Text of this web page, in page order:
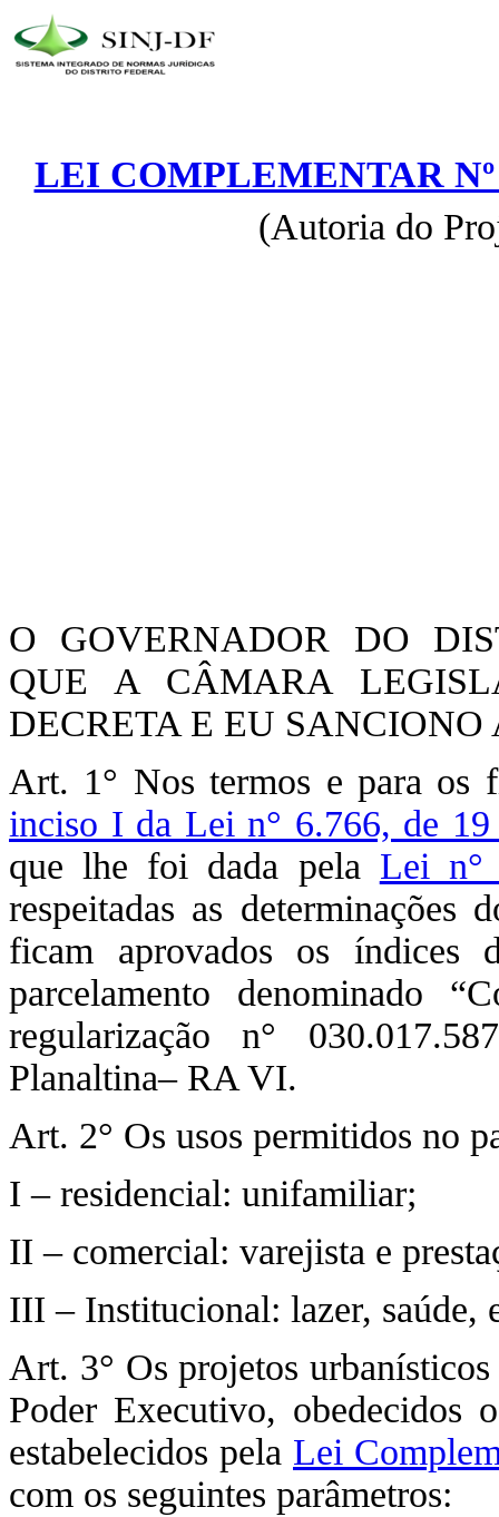
LEI COMPLEMENTAR
(Autoria do
O GOVERNADOR DO
QUE A CÂMARA
DECRETA E EU
Art. 1° Nos termos e para os
inciso I da Lei n° 6.766, de 19
que lhe foi dada pela Lei n°
respeitadas as determinações
ficam aprovados os
parcelamento denominado
regularização n°
Planaltina– RA VI.
Art. 2° Os usos permitidos no
I – residencial: unifamiliar;
II – comercial: varejista e
III – Institucional: lazer, saúde,
Art. 3° Os projetos
Poder Executivo, obedecidos
estabelecidos pela Lei
com os seguintes parâmetros: